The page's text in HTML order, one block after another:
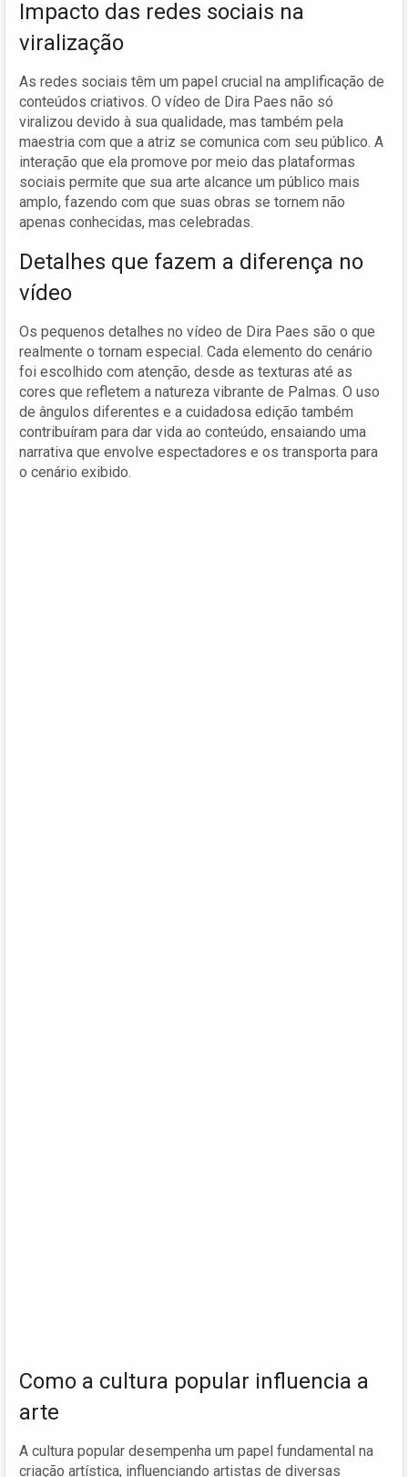
Impacto das redes sociais na
viralização
As redes sociais têm um papel crucial na amplificação de
conteúdos criativos. O vídeo de Dira Paes não só
viralizou devido à sua qualidade, mas também pela
maestria com que a atriz se comunica com seu público. A
interação que ela promove por meio das plataformas
sociais permite que sua arte alcance um público mais
amplo, fazendo com que suas obras se tornem não
apenas conhecidas, mas celebradas.
Detalhes que fazem a diferença no
vídeo
Os pequenos detalhes no vídeo de Dira Paes são o que
realmente o tornam especial. Cada elemento do cenário
foi escolhido com atenção, desde as texturas até as
cores que refletem a natureza vibrante de Palmas. O uso
de ângulos diferentes e a cuidadosa edição também
contribuíram para dar vida ao conteúdo, ensaiando uma
narrativa que envolve espectadores e os transporta para
o cenário exibido.
Como a cultura popular influencia a
arte
A cultura popular desempenha um papel fundamental na
criação artística, influenciando artistas de diversas